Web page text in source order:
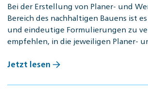
Bei der Erstellung von Planer- und
Bereich des nachhaltigen Bauens ist
und eindeutige Formulierungen zu
empfehlen, in die jeweiligen Planer-
Jetzt lesen